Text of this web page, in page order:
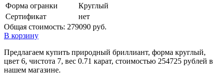
Форма огранки
Круглый
Сертификат
нет
Общая стоимость: 279090 руб.
В корзину
Предлагаем купить природный бриллиант, форма круглый,
цвет 6, чистота 7, вес 0.71 карат, стоимостью 254725 рублей в
нашем магазине.